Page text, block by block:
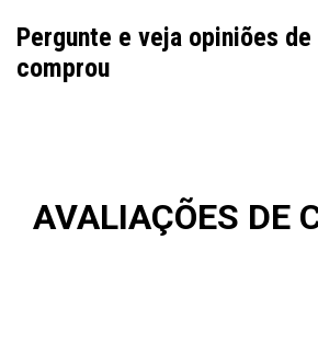
Pergunte e veja opiniões de
comprou
AVALIAÇÕES DE